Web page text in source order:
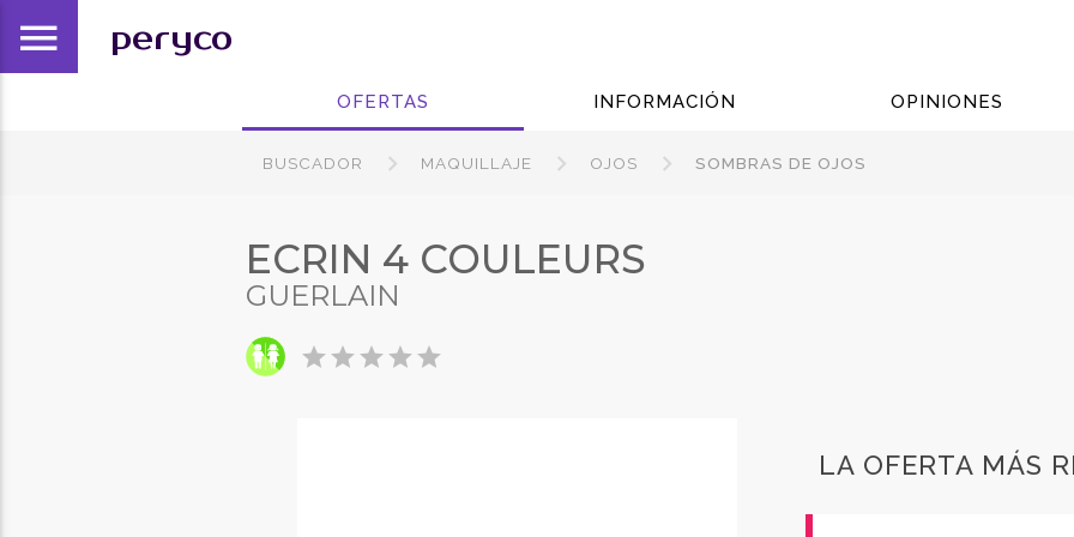
menu peryco
OFERTAS INFORMACIÓN OPINIONES
BUSCADOR MAQUILLAJE OJOS SOMBRAS DE OJOS
ECRIN 4 COULEURS
GUERLAIN
starstarstarstarstar
LA OFERTA MÁS